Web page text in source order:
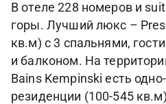
В отеле 228 номеров и
горы. Лучший люкс –
кв.м) с 3 спальнями,
и балконом. На
Bains Kempinski есть
резиденции (100-545